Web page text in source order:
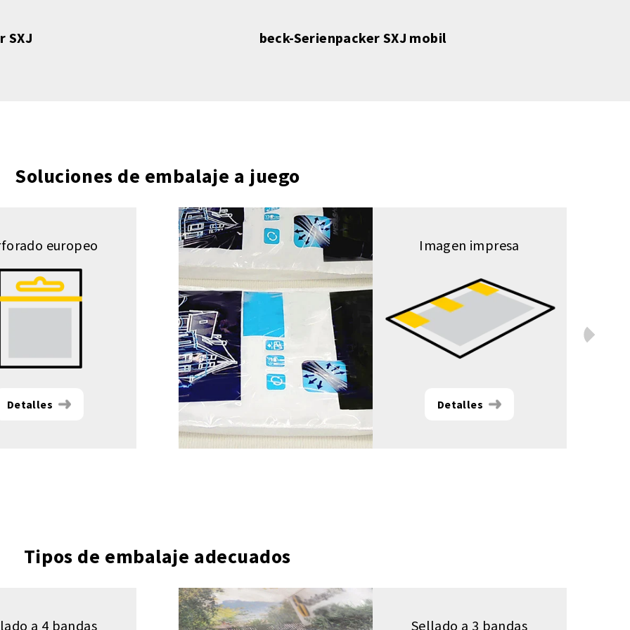
SXJ beck-Serienpacker SXJ mobil
Soluciones de embalaje a juego
europeo
Detalles
Imagen impresa
Detalles
Tipos de embalaje adecuados
a 4 bandas Sellado a 3 bandas